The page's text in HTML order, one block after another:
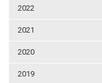
2022
2021
2020
2019